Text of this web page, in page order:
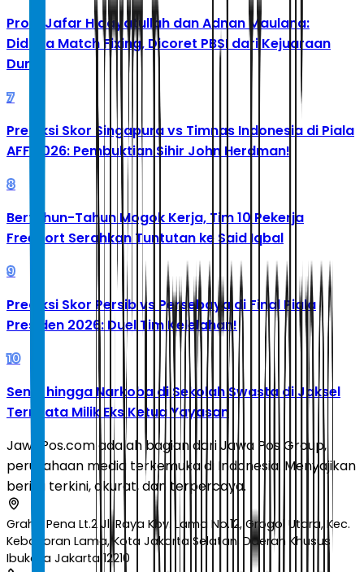
Profil Jafar Hidayatullah dan Adnan Maulana:
Diduga Match Fixing, Dicoret PBSI dari Kejuaraan
Dunia
7
Prediksi Skor Singapura vs Timnas Indonesia di Piala
AFF 2026: Pembuktian Sihir John Herdman!
8
Bertahun-Tahun Mogok Kerja, Tim 10 Pekerja
Freeport Serahkan Tuntutan ke Said Iqbal
9
Prediksi Skor Persib vs Persebaya di Final Piala
Presiden 2026: Duel Tim Kelelahan!
10
Senpi hingga Narkoba di Sekolah Swasta di Jaksel
Ternyata Milik Eks Ketua Yayasan
JawaPos.com adalah bagian dari Jawa Pos Group,
perusahaan media terkemuka di Indonesia. Menyajikan
berita terkini, akurat, dan terpercaya.
Graha Pena Lt.2 Jl. Raya Kby. Lama No.12, Grogol Utara, Kec.
Kebayoran Lama, Kota Jakarta Selatan, Daerah Khusus
Ibukota Jakarta 12210